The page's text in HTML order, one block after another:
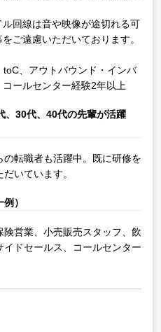
回線は音や映像が途切れる可
ご遠慮いただいております。
、アウトバウンド・インバ
ールセンター経験2年以上
、30代、40代の先輩が活躍
転職者も活躍中。既に研修を
いています。
）
営業、小売販売スタッフ、飲
ドセールス、コールセンター